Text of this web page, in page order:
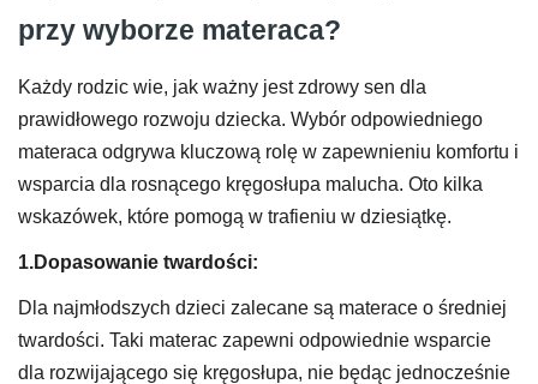
przy wyborze materaca?
Każdy rodzic wie, jak ważny jest zdrowy sen dla
prawidłowego rozwoju dziecka. Wybór odpowiedniego
materaca odgrywa kluczową rolę w zapewnieniu komfortu i
wsparcia dla rosnącego kręgosłupa malucha. Oto kilka
wskazówek, które pomogą w trafieniu w dziesiątkę.
1.Dopasowanie twardości:
Dla najmłodszych dzieci zalecane są materace o średniej
twardości. Taki materac zapewni odpowiednie wsparcie
dla rozwijającego się kręgosłupa, nie będąc jednocześnie